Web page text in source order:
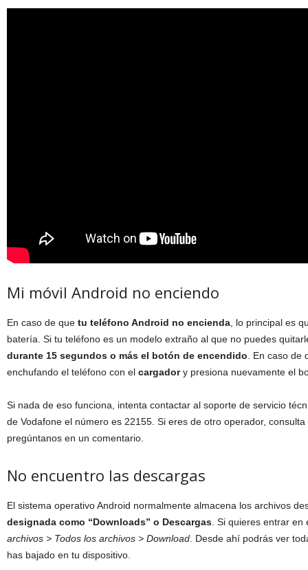
Mi móvil Android no enciendo
En caso de que tu teléfono Android no encienda , lo principal es
batería. Si tu teléfono es un modelo extraño al que no puedes
durante 15 segundos o más el botón de encendido . En caso
enchufando el teléfono con el cargadory presiona nuevamente el
Si nada de eso funciona, intenta contactar al soporte de servicio
de Vodafone el número es 22155. Si eres de otro operador,
pregúntanos en un comentario.
No encuentro las descargas
El sistema operativo Android normalmente almacena los archivos
designada como “Downloads” o Descargas . Si quieres entrar
archivos > Todos los archivos > Download . Desde ahí podrás ver
has bajado en tu dispositivo.